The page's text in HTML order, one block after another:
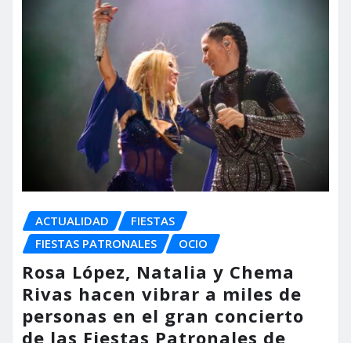
ACTUALIDAD
FIESTAS
FIESTAS PATRONALES
OCIO
Rosa López, Natalia y Chema
Rivas hacen vibrar a miles de
personas en el gran concierto
de las Fiestas Patronales de